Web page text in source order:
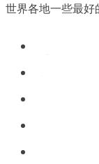
世界各地一些最好